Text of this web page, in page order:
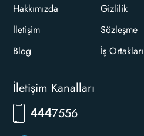
Hakkımızda
İletişim
Blog
Gizlilik
Sözleşme
İş Ortakları
İletişim Kanalları
4447556